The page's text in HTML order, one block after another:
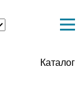
Каталог